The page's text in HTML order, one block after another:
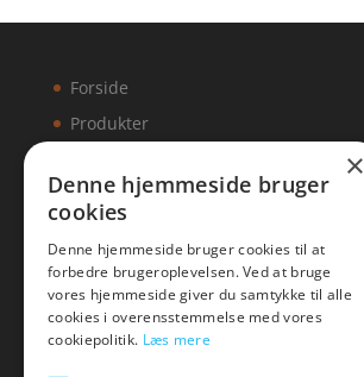
Forside
Produkter
Artikler
Malawigruppen
×
Denne hjemmeside bruger
cookies
Denne hjemmeside bruger cookies til at
forbedre brugeroplevelsen. Ved at bruge
vores hjemmeside giver du samtykke til alle
cookies i overensstemmelse med vores
cookiepolitik. Læs mere